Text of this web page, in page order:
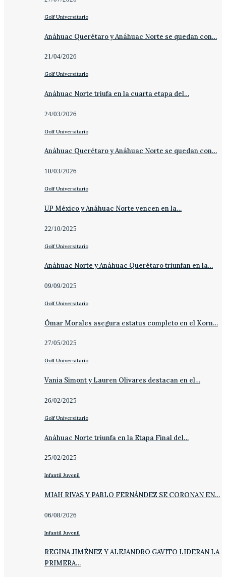
Golf Universitario
Anáhuac Querétaro y Anáhuac Norte se quedan con…
21/04/2026
Golf Universitario
Anáhuac Norte triufa en la cuarta etapa del…
24/03/2026
Golf Universitario
Anáhuac Querétaro y Anáhuac Norte se quedan con…
10/03/2026
Golf Universitario
UP México y Anáhuac Norte vencen en la…
22/10/2025
Golf Universitario
Anáhuac Norte y Anáhuac Querétaro triunfan en la…
09/09/2025
Golf Universitario
Ómar Morales asegura estatus completo en el Korn…
27/05/2025
Golf Universitario
Vania Simont y Lauren Olivares destacan en el…
26/02/2025
Golf Universitario
Anáhuac Norte triunfa en la Etapa Final del…
25/02/2025
Infantil Juvenil
MIAH RIVAS Y PABLO FERNÁNDEZ SE CORONAN EN…
06/08/2026
Infantil Juvenil
REGINA JIMÉNEZ Y ALEJANDRO GAVITO LIDERAN LA
PRIMERA…